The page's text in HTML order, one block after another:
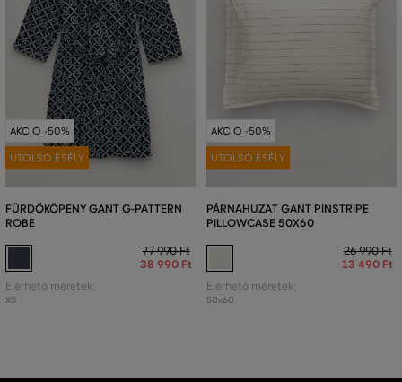
AKCIÓ -50%
UTOLSÓ ESÉLY
FÜRDŐKÖPENY GANT G-PATTERN
ROBE
77 990 Ft
38 990 Ft
Elérhető méretek:
XS
AKCIÓ -50%
UTOLSÓ ESÉLY
PÁRNAHUZAT GANT PINSTRIPE
PILLOWCASE 50X60
26 990 Ft
13 490 Ft
Elérhető méretek:
50x60